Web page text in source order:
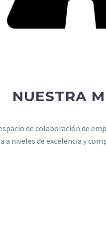
NUESTRA
de colaboración de
a niveles de excelencia y